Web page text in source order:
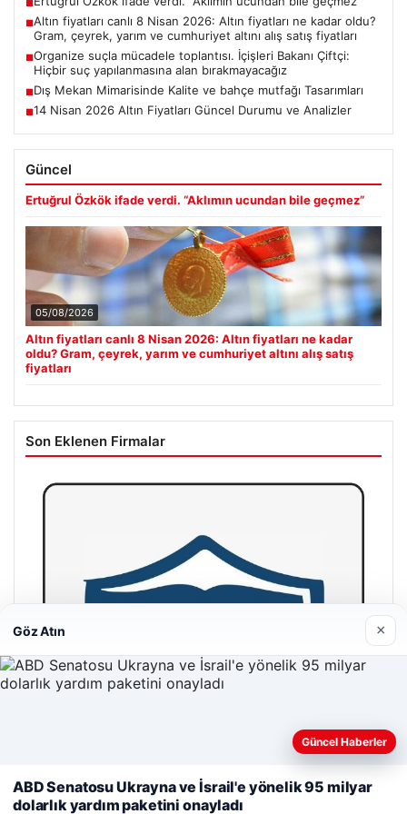
■
■Altın fiyatları canlı 8 Nisan 2026: Altın fiyatları ne kadar oldu?
Gram, çeyrek, yarım ve cumhuriyet altını alış satış fiyatları
■Organize suçla mücadele toplantısı. İçişleri Bakanı Çiftçi:
Hiçbir suç yapılanmasına alan bırakmayacağız
■Dış Mekan Mimarisinde Kalite ve bahçe mutfağı Tasarımları
■14 Nisan 2026 Altın Fiyatları Güncel Durumu ve Analizler
Güncel
Ertuğrul Özkök ifade verdi. “Aklımın ucundan bile geçmez”
05/08/2026
Altın fiyatları canlı 8 Nisan 2026: Altın fiyatları ne kadar
oldu? Gram, çeyrek, yarım ve cumhuriyet altını alış satış
fiyatları
Son Eklenen Firmalar
Web sitemizi nasıl kullandığınızı daha iyi anlayabilmek,
kullanıyoruz.Çerez Politikamız
Göz Atın ×
Güncel Haberler
ABD Senatosu Ukrayna ve İsrail'e yönelik 95 milyar
dolarlık yardım paketini onayladı